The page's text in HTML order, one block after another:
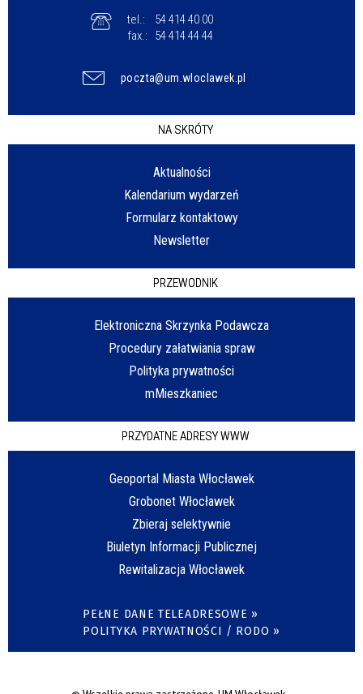
tel.:
54 414 40 00
fax.:
54 414 44 44
poczta@um.wloclawek.pl
NA SKRÓTY
Aktualności
Kalendarium wydarzeń
Formularz kontaktowy
Newsletter
PRZEWODNIK
Elektroniczna Skrzynka Podawcza
Procedury załatwiania spraw
Polityka prywatności
mMieszkaniec
PRZYDATNE ADRESY WWW
Geoportal Miasta Włocławek
Grobonet Włocławek
Zbieraj selektywnie
Biuletyn Informacji Publicznej
Rewitalizacja Włocławek
PEŁNE DANE TELEADRESOWE »
POLITYKA PRYWATNOŚCI / RODO »